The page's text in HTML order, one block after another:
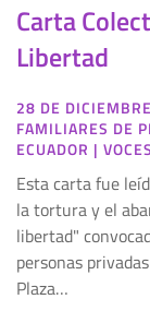
Carta
Libertad
28 DE
FAMILIARES DE
ECUADOR | VOCES
Esta carta fue
la tortura y el
libertad"
personas
Plaza…